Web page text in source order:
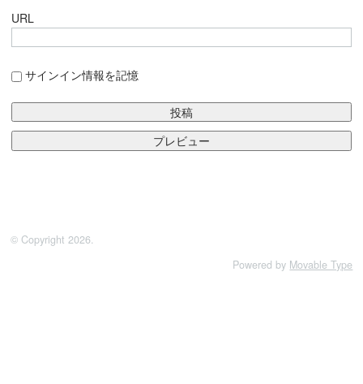
URL
サインイン情報を記憶
© Copyright 2026.
Powered by Movable Type